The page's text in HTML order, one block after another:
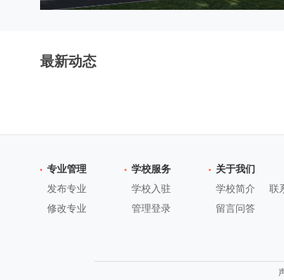
最新动态
专业管理
发布专业
修改专业
学校服务
学校入驻
管理登录
关于我们
学校简介
联
留言问答